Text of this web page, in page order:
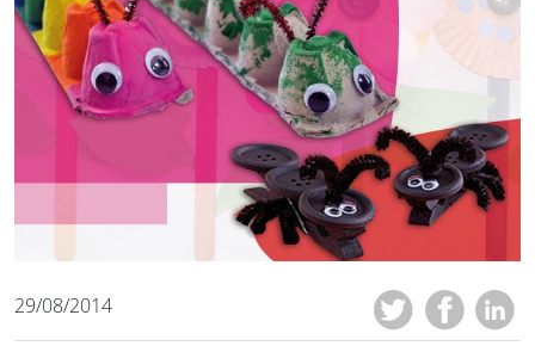
29/08/2014